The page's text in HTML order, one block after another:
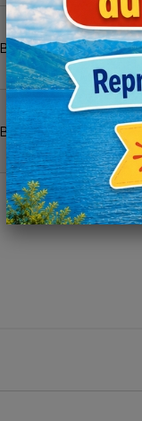
BABOTHERM6B0
BABOTHER20A0